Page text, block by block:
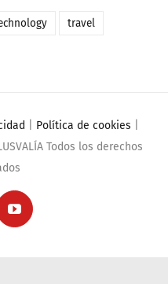
travel
Política de cookies
Todos los derechos
YouTube